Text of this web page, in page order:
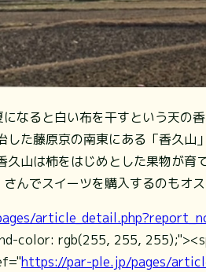
なると白い布を干すという天の
た藤原京の南東にある「香久山
久山は柿をはじめとした果物が
んでスイーツを購入するのもオス
color: rgb(255, 255,
https://par-ple.jp/pages/